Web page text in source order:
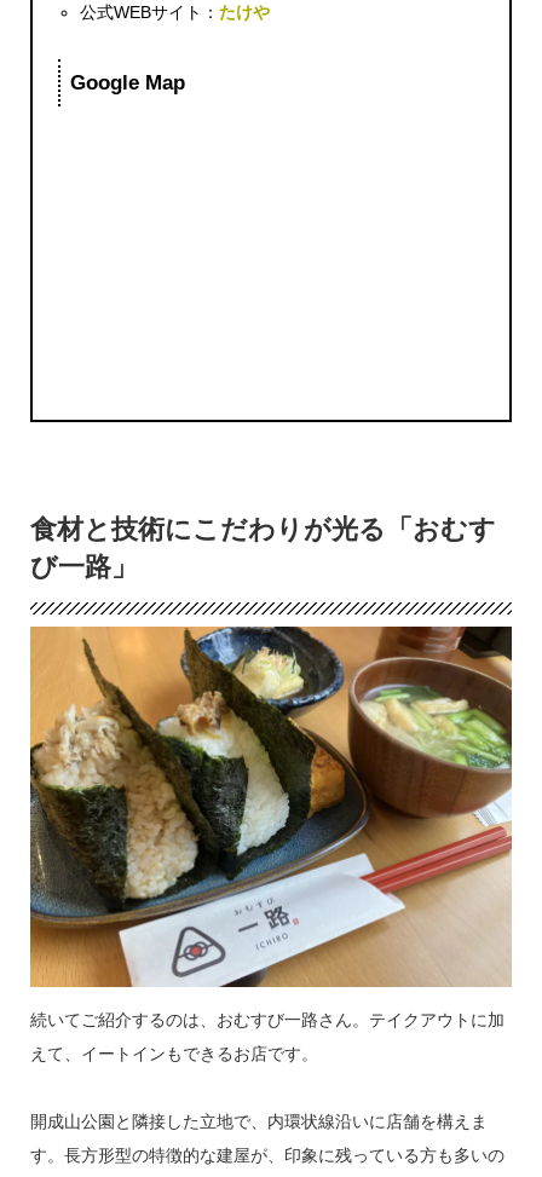
公式WEBサイト：たけや
Google Map
食材と技術にこだわりが光る「おむす
び一路」
続いてご紹介するのは、おむすび一路さん。テイクアウトに加
えて、イートインもできるお店です。
開成山公園と隣接した立地で、内環状線沿いに店舗を構えま
す。長方形型の特徴的な建屋が、印象に残っている方も多いの